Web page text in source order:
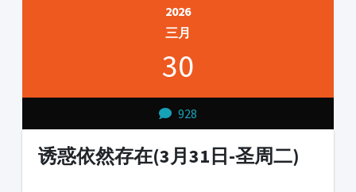
2026
三月
30
928
诱惑依然存在(3月31日-圣周二)